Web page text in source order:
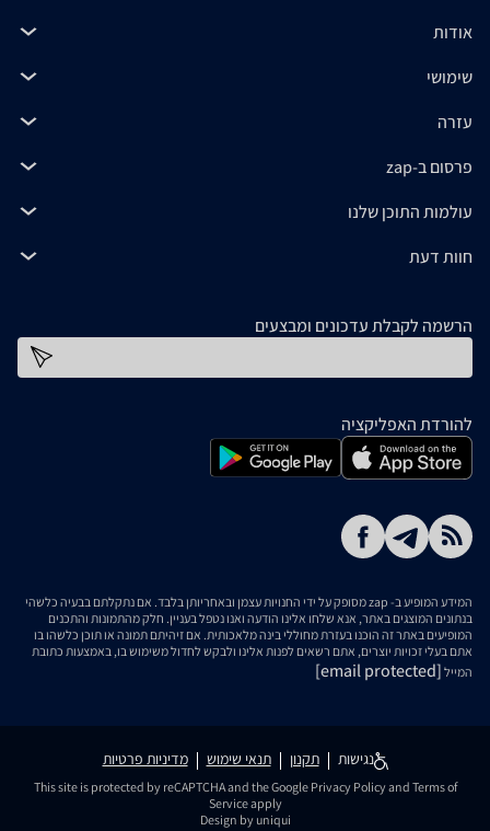
אודות
שימושי
עזרה
פרסום ב-zap
עולמות התוכן שלנו
חוות דעת
הרשמה לקבלת עדכונים ומבצעים
להורדת האפליקציה
המידע המופיע ב- zap מסופק על ידי החנויות עצמן ובאחריותן בלבד. אם נתקלתם בבעיה כלשהי
בנתונים המוצגים באתר, אנא שלחו אלינו הודעה ואנו נטפל בעניין. חלק מהתמונות והתכנים
המופיעים באתר זה הוכנו בעזרת מחוללי בינה מלאכותית. אם זיהיתם תמונה או תוכן כלשהו בו
אתם בעלי זכויות יוצרים, אתם רשאים לפנות אלינו ולבקש לחדול משימוש בו, באמצעות כתובת
המייל [email protected]
נגישות תקנון תנאי שימוש מדיניות פרטיות
This site is protected by reCAPTCHA and the Google Privacy Policyand Terms of
Serviceapply
Design by uniqui